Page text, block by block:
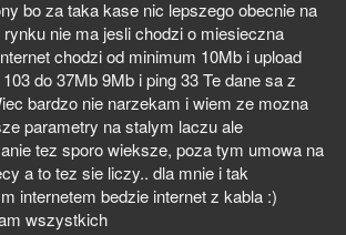
bo za taka kase nic lepszego obecnie na
nie ma jesli chodzi o miesieczna
chodzi od minimum 10Mb i upload
do 37Mb 9Mb i ping 33 Te dane sa z
bardzo nie narzekam i wiem ze mozna
parametry na stalym laczu ale
tez sporo wieksze, poza tym umowa na
a to tez sie liczy.. dla mnie i tak
internetem bedzie internet z kabla :)
wszystkich